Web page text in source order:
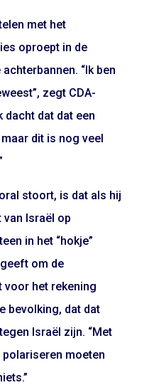
met het
oproept in de
“Ik ben
zegt CDA-
dacht dat dat een
dit is nog veel
stoort, is dat als hij
Israël op
in het “hokje”
om de
voor het rekening
bevolking, dat dat
Israël zijn. “Met
polariseren moeten